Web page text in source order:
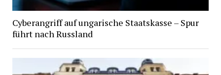
Cyberangriff auf ungarische Staatskasse – Spur
führt nach Russland